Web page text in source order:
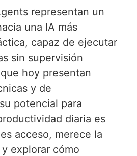
representan un
una IA más
capaz de ejecutar
sin supervisión
hoy presentan
y de
potencial para
diaria es
acceso, merece la
explorar cómo